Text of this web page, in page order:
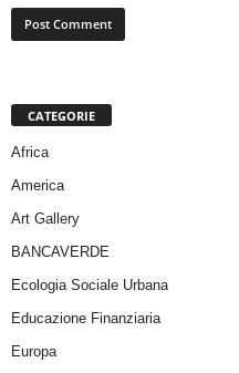
CATEGORIE
Africa
America
Art Gallery
BANCAVERDE
Ecologia Sociale Urbana
Educazione Finanziaria
Europa